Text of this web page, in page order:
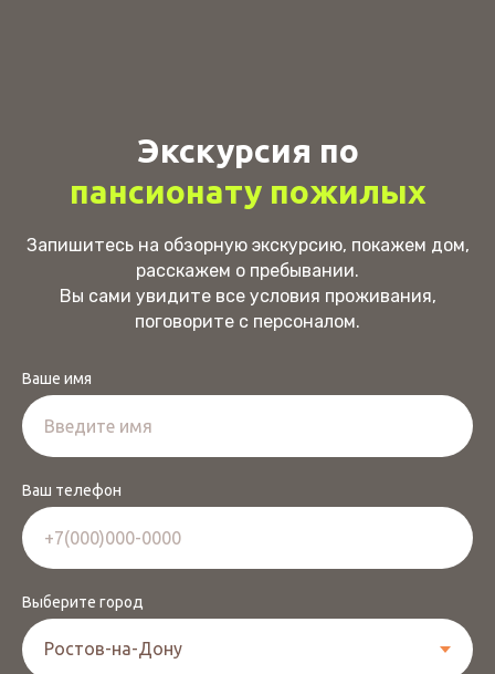
Экскурсия по
пансионату пожилых
Запишитесь на обзорную экскурсию, покажем дом,
расскажем о пребывании.
Вы сами увидите все условия проживания,
поговорите с персоналом.
Ваше имя
Ваш телефон
Выберите город